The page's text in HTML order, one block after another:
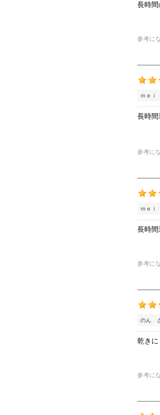
長時間
参考に
ｍｅ
長時間
参考に
ｍｅ
長時間
参考に
のん
乾きに
参考に